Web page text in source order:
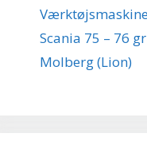
Scania 75 – 76
Molberg (Lion)